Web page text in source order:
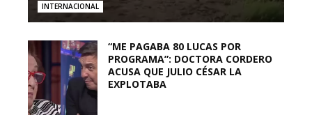
INTERNACIONAL
“ME PAGABA 80 LUCAS POR
PROGRAMA”: DOCTORA CORDERO
ACUSA QUE JULIO CÉSAR LA
EXPLOTABA